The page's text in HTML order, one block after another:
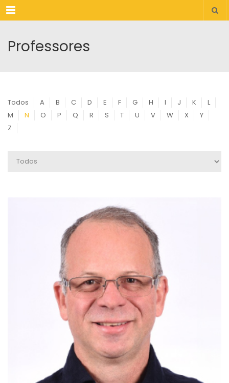
Menu
Professores
Todos A B C D E F G H I J K
L
M
N O P Q R S T U V W X
Y
Z